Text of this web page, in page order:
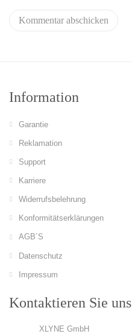
Information
Garantie
Reklamation
Support
Karriere
Widerrufsbelehrung
Konformitätserklärungen
AGB´S
Datenschutz
Impressum
Kontaktieren Sie uns
XLYNE GmbH